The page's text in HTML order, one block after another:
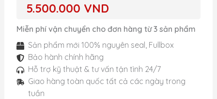
5.500.000 VND
Miễn phí vận chuyển cho đơn hàng từ 3 sản phẩm
Sản phẩm mới 100% nguyên seal, Fullbox
Bảo hành chính hãng
Hỗ trợ kỹ thuật & tư vấn tận tình 24/7
Giao hàng toàn quốc tất cả các ngày trong
tuần